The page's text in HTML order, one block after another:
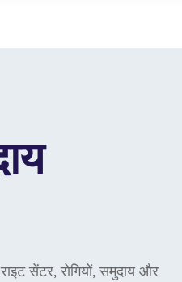
सेंटर, रोगियों, समुदाय और